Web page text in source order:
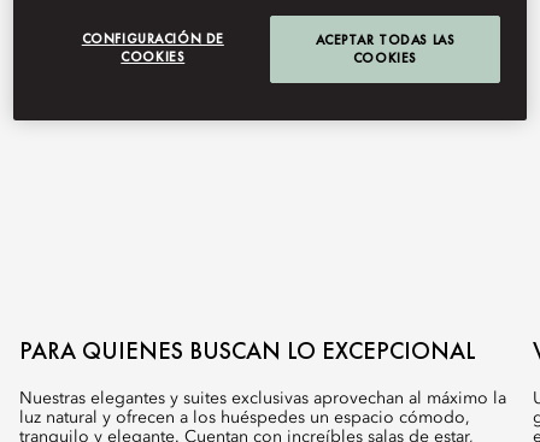
PARA QUIENES BUSCAN LO EXCEPCIONAL
Nuestras elegantes y suites exclusivas aprovechan al máximo la
luz natural y ofrecen a los huéspedes un espacio cómodo,
tranquilo y elegante. Cuentan con increíbles salas de estar,
CONFIGURACIÓN DE
COOKIES
ACEPTAR TODAS LAS
COOKIES